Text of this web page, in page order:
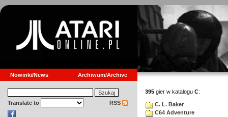
Nowinki/News Archiwum/Archive
Translate to RSS
395 gier w katalogu C:
C. L. Baker
C64 Adventure